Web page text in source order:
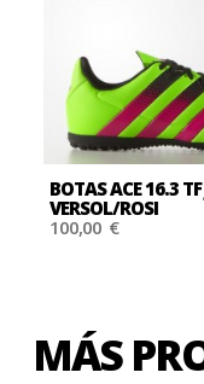
BOTAS ACE 16.3 TF
VERSOL/ROSI
100,00 €
MÁS